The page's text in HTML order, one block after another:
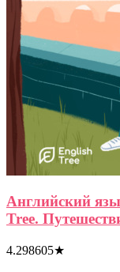
Английский
Tree.
4.298605★